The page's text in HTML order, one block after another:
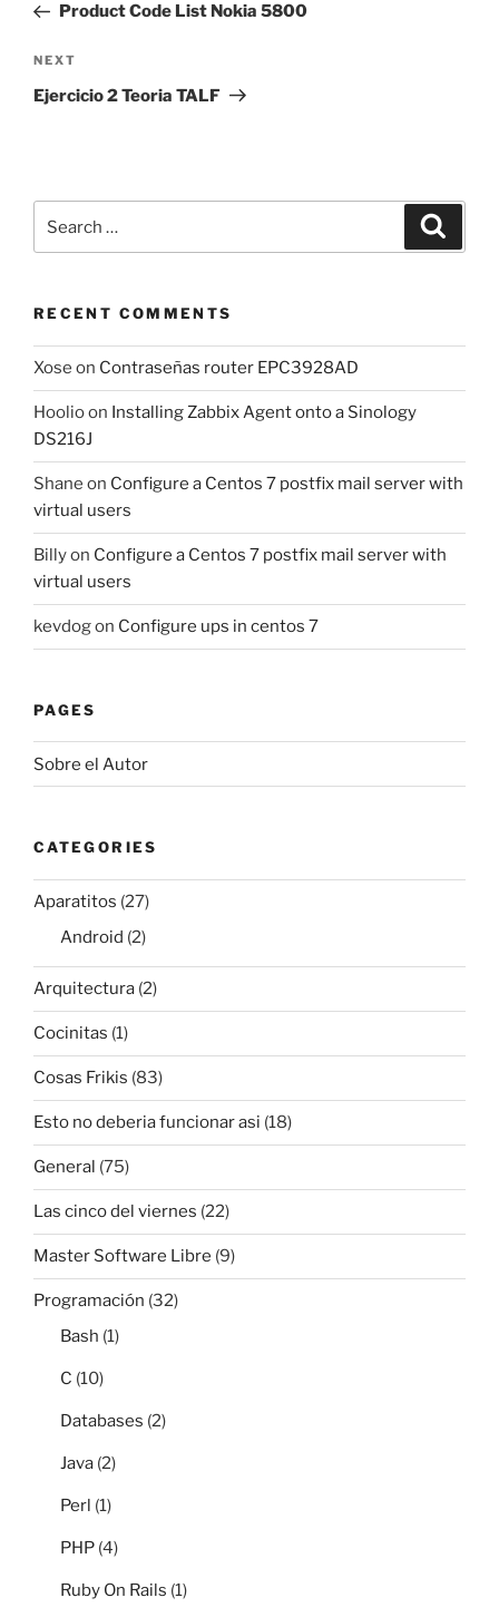
PostProduct Code List Nokia 5800
Next
Post
NEXT
Ejercicio 2 Teoria TALF
for:
RECENT COMMENTS
Xose on Contraseñas router EPC3928AD
Hoolioon Installing Zabbix Agent onto a Sinology
DS216J
Shane on Configure a Centos 7 postfix mail server with
virtual users
Billyon Configure a Centos 7 postfix mail server with
virtual users
kevdogon Configure ups in centos 7
PAGES
Sobre el Autor
CATEGORIES
Aparatitos (27)
Android (2)
Arquitectura (2)
Cocinitas (1)
Cosas Frikis (83)
Esto no deberia funcionar asi (18)
General (75)
Las cinco del viernes (22)
Master Software Libre (9)
Programación (32)
Bash (1)
C (10)
Databases (2)
Java (2)
Perl (1)
PHP (4)
Ruby On Rails (1)